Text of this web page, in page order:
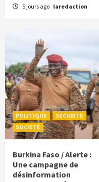
5 jours ago laredaction
POLITIQUE
SECURITE
SOCIETE
Burkina Faso / Alerte :
Une campagne de
désinformation